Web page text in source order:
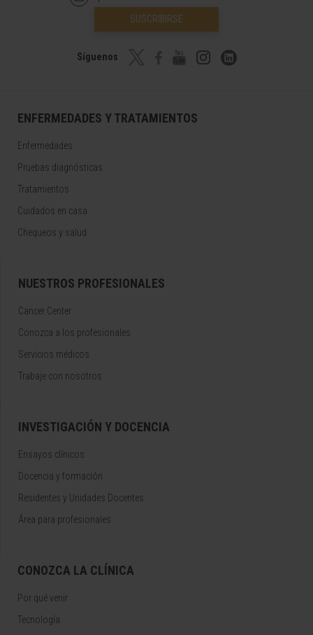
SUSCRIBIRSE
Síguenos
ENFERMEDADES Y TRATAMIENTOS
Enfermedades
Pruebas diagnósticas
Tratamientos
Cuidados en casa
Chequeos y salud
NUESTROS PROFESIONALES
Cancer Center
Conozca a los profesionales
Servicios médicos
Trabaje con nosotros
INVESTIGACIÓN Y DOCENCIA
Ensayos clínicos
Docencia y formación
Residentes y Unidades Docentes
Área para profesionales
CONOZCA LA CLÍNICA
Por qué venir
Tecnología